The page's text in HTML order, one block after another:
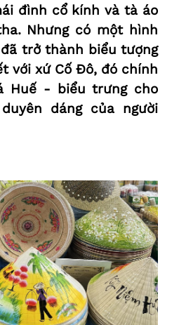
đình cổ kính và tà áo
Nhưng có một hình
trở thành biểu tượng
với xứ Cố Đô, đó chính
Huế - biểu trưng cho
dáng của người